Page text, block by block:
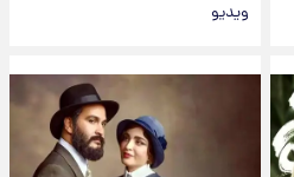
ویدیو